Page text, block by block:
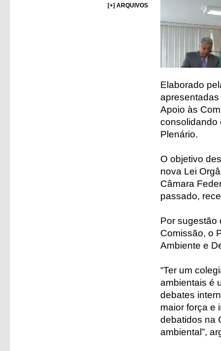
[+] ARQUIVOS
Elaborado
Apoio às
consolidando
Plenário.
O objetivo
nova Lei
Câmara
passado,
Por sugestão
Comissão, o
Ambiente e
“Ter um
ambientais é
debates
maior força e
debatidos na
ambiental”,